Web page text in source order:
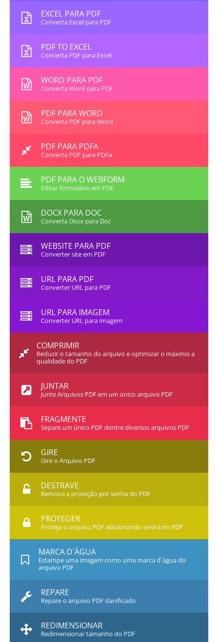
EXCEL PARA PDF
Converta Excel para PDF
PDF TO EXCEL
Converta PDF para Excel
WORD PARA PDF
Converta Word para PDF
PDF PARA WORD
Converta PDF para Word
PDF PARA PDFA
Converta PDF para PDFa
PDF PARA O WEBFORM
Editar formulário em PDF
DOCX PARA DOC
Converta Docx para Doc
WEBSITE PARA PDF
Converter site em PDF
URL PARA PDF
Converter URL para PDF
URL PARA IMAGEM
Converter URL para imagem
COMPRIMIR
Reduzir o tamanho do arquivo e optimizar o máximo a
qualidade do PDF
JUNTAR
Junte Arquivos PDF em um único arquivo PDF
FRAGMENTE
Separe um único PDF dentre diversos arquivos PDF
GIRE
Gire o Arquivo PDF
DESTRAVE
Remova a proteção por senha do PDF
PROTEGER
Proteja o arquivo PDF adicionando senha no PDF
MARCA D`ÁGUA
Estampe uma imagem como uma marca d`água do
arquivo PDF
REPARE
Repare o arquivo PDF danificado
REDIMENSIONAR
Redimensionar tamanho do PDF